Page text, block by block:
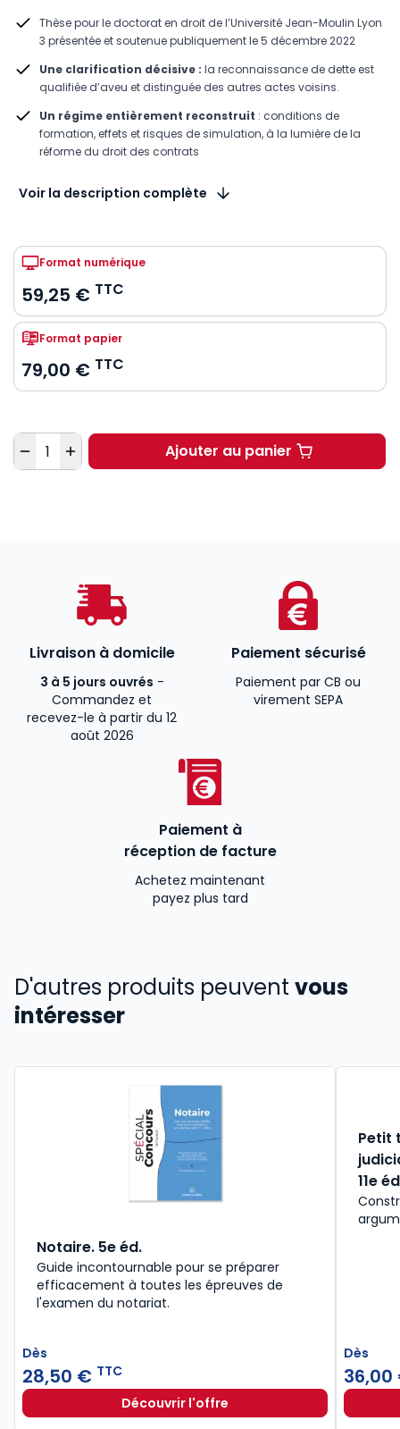
Thèse pour le doctorat en droit de l’Université Jean-Moulin Lyon
3 présentée et soutenue publiquement le 5 décembre 2022
Une clarification décisive : la reconnaissance de dette est
qualifiée d’aveu et distinguée des autres actes voisins.
Un régime entièrement reconstruit : conditions de
formation, effets et risques de simulation, à la lumière de la
réforme du droit des contrats
Voir la description complète
Format numérique
59,25 € TTC
Format papier
79,00 € TTC
Quantité Ajouter au panierLa reconnaissance
Livraison à domicile
3 à 5 jours ouvrés -
Commandez et
recevez-le à partir du 12
août 2026
Paiement sécurisé
Paiement par CB ou
virement SEPA
Paiement à
réception de facture
Achetez maintenant
payez plus tard
D'autres produits peuvent vous
intéresser
Notaire. 5e éd.
Guide incontournable pour se préparer
efficacement à toutes les épreuves de
l'examen du notariat.
Dès
28,50 € TTC
Découvrir l'offreNotaire. 5e éd. à partir de
Petit
11e
Dès